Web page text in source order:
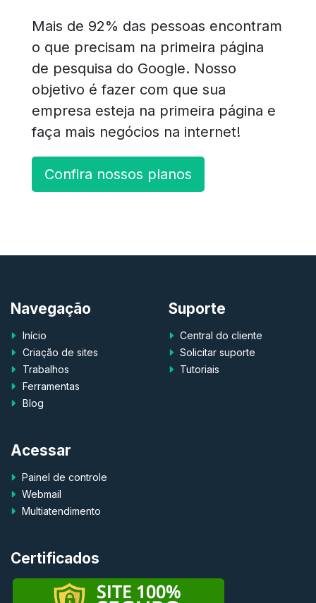
Mais de 92% das pessoas encontram
o que precisam na primeira página
de pesquisa do Google. Nosso
objetivo é fazer com que sua
empresa esteja na primeira página e
faça mais negócios na internet!
Confira nossos planos
Navegação
Início
Criação de sites
Trabalhos
Ferramentas
Blog
Suporte
Central do cliente
Solicitar suporte
Tutoriais
Acessar
Painel de controle
Webmail
Multiatendimento
Certificados